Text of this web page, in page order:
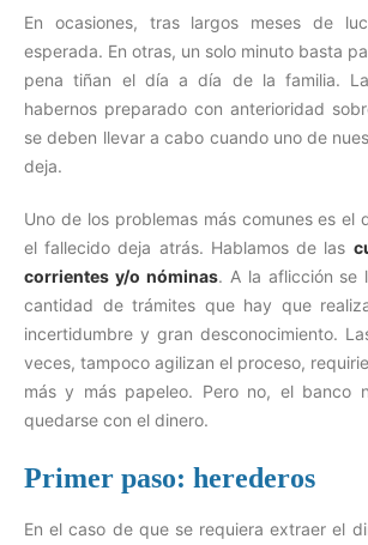
En ocasiones, tras largos meses de
esperada. En otras, un solo minuto basta
pena tiñan el día a día de la familia.
habernos preparado con anterioridad
se deben llevar a cabo cuando uno de
deja.
Uno de los problemas más comunes es el
el fallecido deja atrás. Hablamos de las
corrientes y/o nóminas. A la aflicción se
cantidad de trámites que hay que
incertidumbre y gran desconocimiento.
veces, tampoco agilizan el proceso,
más y más papeleo. Pero no, el banco
quedarse con el dinero.
Primer paso: herederos
En el caso de que se requiera extraer el